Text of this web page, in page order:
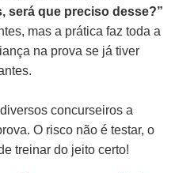
será que preciso desse?”
mas a prática faz toda a
na prova se já tiver
concurseiros a
O risco não é testar, o
treinar do jeito certo!